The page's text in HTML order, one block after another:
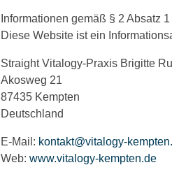
Informationen gemäß § 2 Absatz
Diese Website ist ein
Straight Vitalogy-Praxis Brigitte
Akosweg 21
87435 Kempten
Deutschland
E-Mail: kontakt@vitalogy-
Web: www.vitalogy-kempten.de